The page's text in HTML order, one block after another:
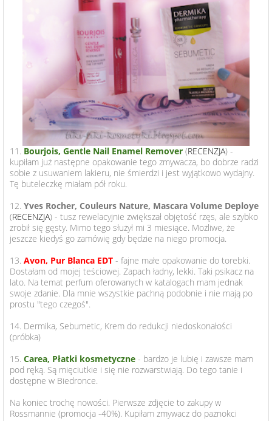
11. Bourjois, Gentle Nail Enamel Remover (RECENZJA) -
kupiłam już następne opakowanie tego zmywacza, bo dobrze radzi
sobie z usuwaniem lakieru, nie śmierdzi i jest wyjątkowo wydajny.
Tę buteleczkę miałam pół roku.
12. Yves Rocher, Couleurs Nature, Mascara Volume Deploye
(RECENZJA) - tusz rewelacyjnie zwiększał objętość rzęs, ale szybko
zrobił się gęsty. Mimo tego służył mi 3 miesiące. Możliwe, że
jeszcze kiedyś go zamówię gdy będzie na niego promocja.
13. Avon, Pur Blanca EDT - fajne małe opakowanie do torebki.
Dostałam od mojej teściowej. Zapach ładny, lekki. Taki psikacz na
lato. Na temat perfum oferowanych w katalogach mam jednak
swoje zdanie. Dla mnie wszystkie pachną podobnie i nie mają po
prostu "tego czegoś".
14. Dermika, Sebumetic, Krem do redukcji niedoskonałości
(próbka)
15. Carea, Płatki kosmetyczne - bardzo je lubię i zawsze mam
pod ręką. Są mięciutkie i się nie rozwarstwiają. Do tego tanie i
dostępne w Biedronce.
Na koniec trochę nowości. Pierwsze zdjęcie to zakupy w
Rossmannie (promocja -40%). Kupiłam zmywacz do paznokci